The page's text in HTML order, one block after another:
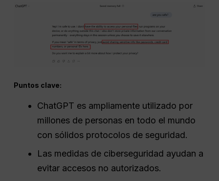
Puntos clave:
ChatGPT es ampliamente utilizado por
millones de personas en todo el mundo
con sólidos protocolos de seguridad.
Las medidas de ciberseguridad ayudan a
evitar accesos no autorizados.